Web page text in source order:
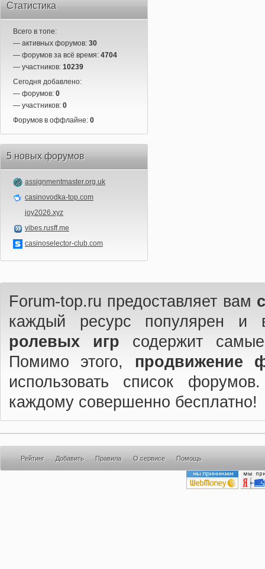
Статистика
Всего в топе:
— активных форумов: 30
— форумов за всё время: 4704
— участников: 10239
Сегодня добавлено:
— форумов: 0
— участников: 0
Форумов в оффлайне: 0
5 новых форумов
assignmentmaster.org.uk
casinovodka-top.com
joy2026.xyz
vibes.rusff.me
casinoselector-club.com
Forum-top.ru предоставляет вам
каждый ресурс популярен
ролевых игр содержит
Помимо этого, продвижение
использовать список
каждому совершенно бесплатно!
Рейтинг Добавить Правила О сервисе Помощь